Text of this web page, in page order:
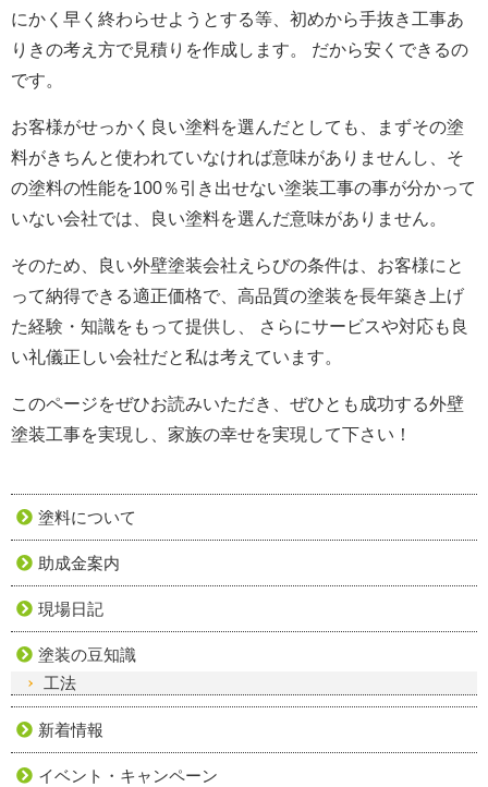
にかく早く終わらせようとする等、初めから手抜き工事あ
りきの考え方で見積りを作成します。 だから安くできるの
です。
お客様がせっかく良い塗料を選んだとしても、まずその塗
料がきちんと使われていなければ意味がありませんし、そ
の塗料の性能を100％引き出せない塗装工事の事が分かって
いない会社では、良い塗料を選んだ意味がありません。
そのため、良い外壁塗装会社えらびの条件は、お客様にと
って納得できる適正価格で、高品質の塗装を長年築き上げ
た経験・知識をもって提供し、 さらにサービスや対応も良
い礼儀正しい会社だと私は考えています。
このページをぜひお読みいただき、ぜひとも成功する外壁
塗装工事を実現し、家族の幸せを実現して下さい！
塗料について
助成金案内
現場日記
塗装の豆知識
工法
新着情報
イベント・キャンペーン